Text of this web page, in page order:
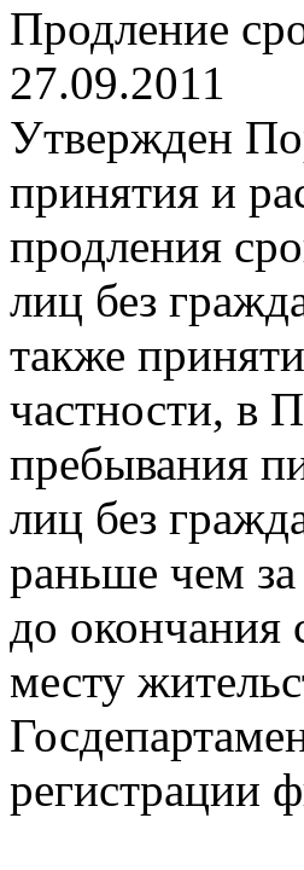
Продление
27.09.2011
Утвержден
принятия и
продления
лиц без
также
частности, в
пребывания
лиц без
раньше чем
до окончания
месту
регистрации